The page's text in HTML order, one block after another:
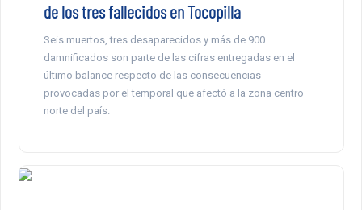
de los tres fallecidos en Tocopilla
Seis muertos, tres desaparecidos y más de 900
damnificados son parte de las cifras entregadas en el
último balance respecto de las consecuencias
provocadas por el temporal que afectó a la zona centro
norte del país.